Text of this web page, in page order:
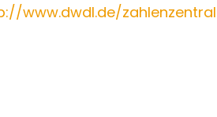
www.dwdl.de/